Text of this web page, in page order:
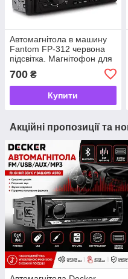
Автомагнітола в машину
Fantom FP-312 червона
підсвітка. Магнітофон для
700 ₴
Купити
Акційні пропозиції та